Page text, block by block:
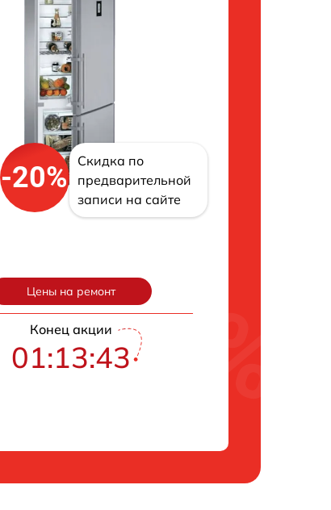
-20%
Скидка по
предварительной
записи на сайте
Цены на ремонт
Конец акции
01:13:42